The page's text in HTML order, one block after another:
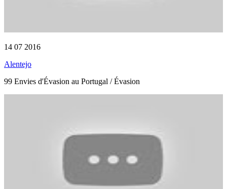
14 07 2016
Alentejo
99 Envies d'Évasion au Portugal / Évasion